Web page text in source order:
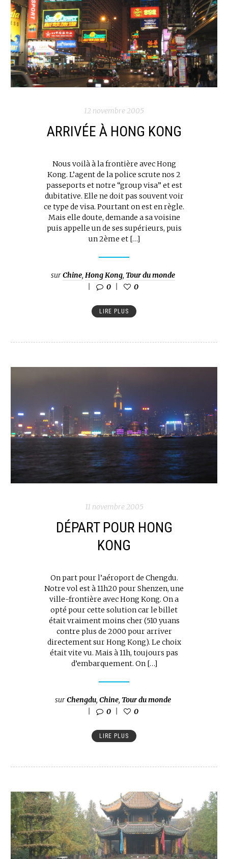
12 novembre 2005
ARRIVÉE À HONG KONG
Nous voilà à la frontière avec Hong
Kong. L’agent de la police scrute nos 2
passeports et notre “group visa” et est
dubitative. Elle ne doit pas souvent voir
ce type de visa. Pourtant on est en règle.
Mais elle doute, demande a sa voisine
puis appelle un de ses supérieurs, puis
un 2ème et […]
surChine, Hong Kong, Tour du monde
0
0
LIRE PLUS
11 novembre 2005
DÉPART POUR HONG
KONG
On part pour l’aéroport de Chengdu.
Notre vol est à 11h20 pour Shenzen, une
ville-frontière avec Hong Kong. On a
opté pour cette solution car le billet
était vraiment moins cher (510 yuans
contre plus de 2000 pour arriver
directement sur Hong Kong). Le choix
était vite vu. Mais à 11h, toujours pas
d’embarquement. On […]
surChengdu, Chine, Tour du monde
0
0
LIRE PLUS